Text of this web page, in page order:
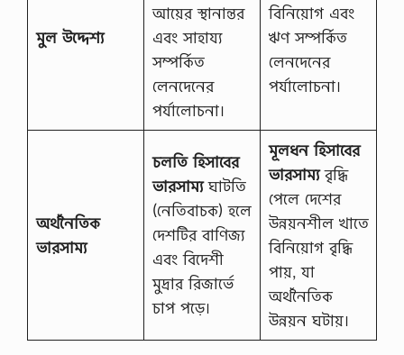
মুল উদ্দেশ্য
আয়ের স্থানান্তর
এবং সাহায্য
সম্পর্কিত
লেনদেনের
পর্যালোচনা।
বিনিয়োগ এবং
ঋণ সম্পর্কিত
লেনদেনের
পর্যালোচনা।
অর্থনৈতিক
ভারসাম্য
চলতি হিসাবের
ভারসাম্যঘাটতি
(নেতিবাচক) হলে
দেশটির বাণিজ্য
এবং বিদেশী
মুদ্রার রিজার্ভে
চাপ পড়ে।
মূলধন হিসাবের
ভারসাম্যবৃদ্ধি
পেলে দেশের
উন্নয়নশীল খাতে
বিনিয়োগ বৃদ্ধি
পায়, যা
অর্থনৈতিক
উন্নয়ন ঘটায়।